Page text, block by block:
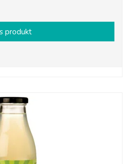
produkt